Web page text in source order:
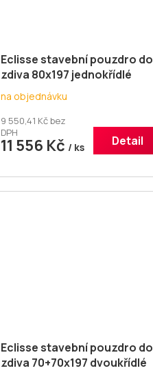
Eclisse stavební pouzdro do
zdiva 80x197 jednokřídlé
na objednávku
9 550,41 Kč bez
DPH
11 556 Kč / ks Detail
Eclisse stavební pouzdro do
zdiva 70+70x197 dvoukřídlé